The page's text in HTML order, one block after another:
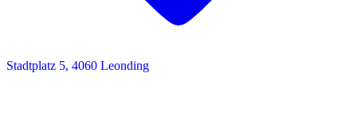
Stadtplatz 5, 4060 Leonding